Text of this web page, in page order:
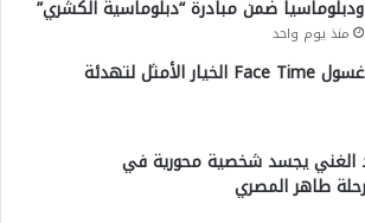
ودبلوماسيا ضمن مبادرة “دبلوماسية الكشري”
منذ يوم واحد
قوة الشاي الأخضر.. غسول Face Time الخيار الأمثل لتهدئة
يجسد شخصية محورية في
طاهر المصري